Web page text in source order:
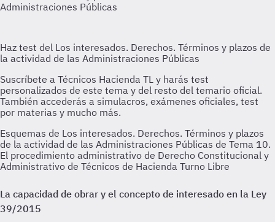
Esquemas de Los interesados. Derechos. Términos y plazos
de la actividad de las Administraciones Públicas de Tema 10.
El procedimiento administrativo de Derecho Constitucional y
Administrativo de Técnicos de Hacienda Turno Libre
La capacidad de obrar y el concepto de interesado en la Ley
39/2015